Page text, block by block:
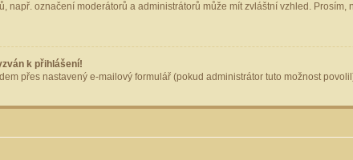
např. označení moderátorů a administrátorů může mít zvláštní vzhled.
k přihlášení!
přes nastavený e-mailový formulář (pokud administrátor tuto možnost